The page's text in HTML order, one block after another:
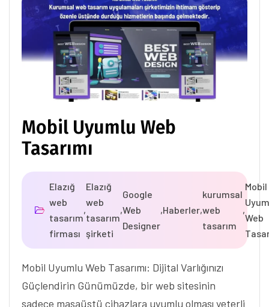
Mobil Uyumlu Web
Tasarımı
Elazığ
web
tasarım
firması
,
Elazığ
web
tasarım
şirketi
,
Google
Web
Designer
,Haberler,
kurumsal
web
tasarım
,
Mobil
Web
Mobil Uyumlu Web Tasarımı: Dijital Varlığınızı
Güçlendirin Günümüzde, bir web sitesinin
sadece masaüstü cihazlara uyumlu olması yeterli